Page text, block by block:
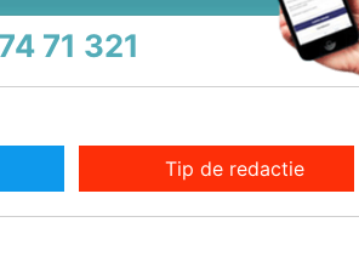
71 321
Tip de redactie